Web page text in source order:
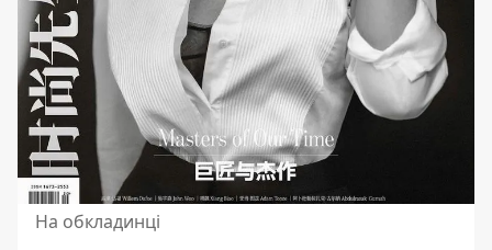
На обкладинці